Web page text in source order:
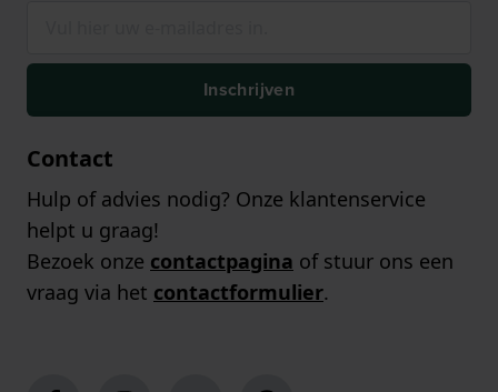
Inschrijven
Contact
Hulp of advies nodig? Onze klantenservice
helpt u graag!
Bezoek onze contactpagina of stuur ons een
vraag via het contactformulier.